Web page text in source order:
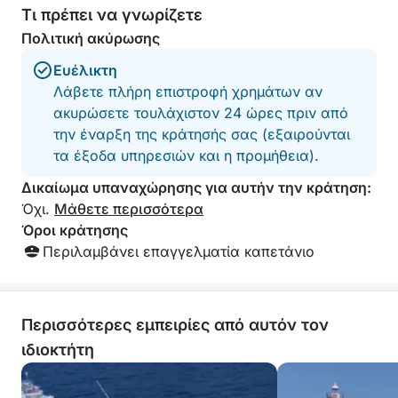
Elaphiti, απολαμβάνοντας το κολύμπι, την
περιήγηση στα αξιοθέατα και την γαλήνια
ατμόσφαιρα της Αδριατικής Θάλασσας.
Τι πρέπει να γνωρίζετε
Πολιτική ακύρωσης
Ευέλικτη
Λάβετε πλήρη επιστροφή χρημάτων αν
ακυρώσετε τουλάχιστον 24 ώρες πριν από
την έναρξη της κράτησής σας (εξαιρούνται
τα έξοδα υπηρεσιών και η προμήθεια).
Δικαίωμα υπαναχώρησης για αυτήν την κράτηση:
Όχι. Μάθετε περισσότερα
Όροι κράτησης
Περιλαμβάνει επαγγελματία καπετάνιο
Περισσότερες εμπειρίες από αυτόν τον
ιδιοκτήτη